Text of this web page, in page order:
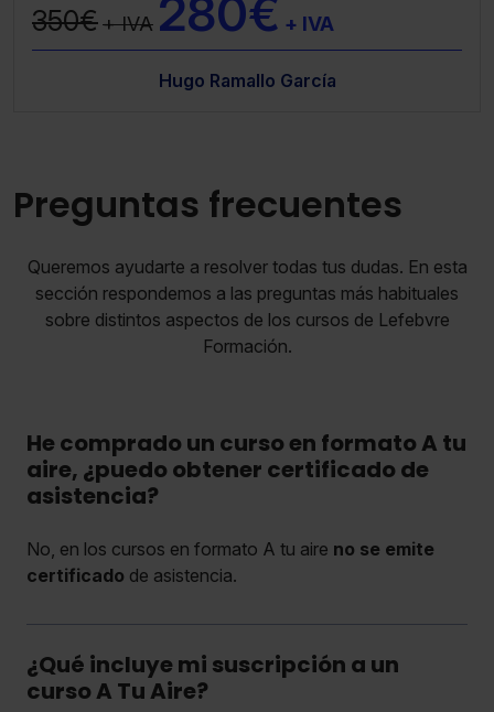
350€+ IVA 280€ + IVA
Hugo Ramallo García
Preguntas frecuentes
Queremos ayudarte a resolver todas tus dudas. En esta
sección respondemos a las preguntas más habituales
sobre distintos aspectos de los cursos de Lefebvre
Formación.
He comprado un curso en formato A tu
aire, ¿puedo obtener certificado de
asistencia?
No, en los cursos en formato A tu aire no se emite
certificado de asistencia.
¿Qué incluye mi suscripción a un
curso A Tu Aire?